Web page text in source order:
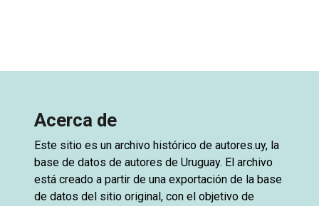
Acerca de
Este sitio es un archivo histórico de autores.uy, la
base de datos de autores de Uruguay. El archivo
está creado a partir de una exportación de la base
de datos del sitio original, con el objetivo de